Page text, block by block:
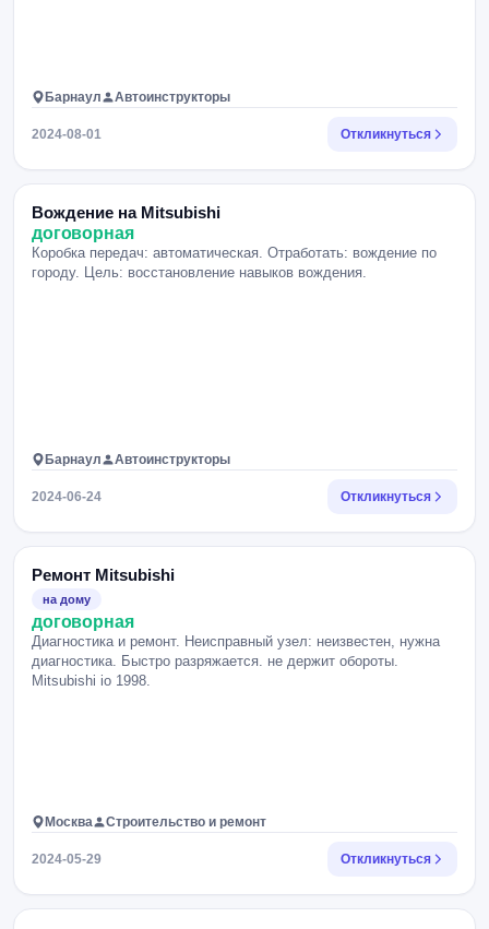
Барнаул Автоинструкторы
2024-08-01 Откликнуться
Вождение на Mitsubishi
договорная
Коробка передач: автоматическая. Отработать: вождение по
городу. Цель: восстановление навыков вождения.
Барнаул Автоинструкторы
2024-06-24 Откликнуться
Ремонт Mitsubishi
на дому
договорная
Диагностика и ремонт. Неисправный узел: неизвестен, нужна
диагностика. Быстро разряжается. не держит обороты.
Mitsubishi io 1998.
Москва Строительство и ремонт
2024-05-29 Откликнуться